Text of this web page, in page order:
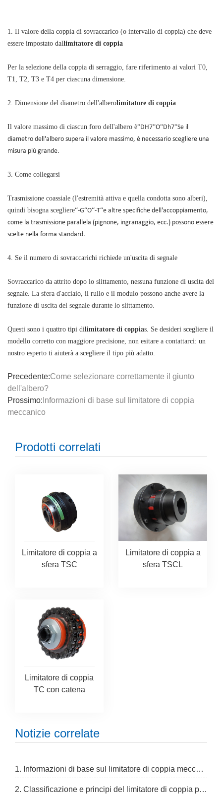
1. Il valore della coppia di sovraccarico (o intervallo di coppia) che deve
essere impostato dallimitatore di coppia
Per la selezione della coppia di serraggio, fare riferimento ai valori T0,
T1, T2, T3 e T4 per ciascuna dimensione.
2. Dimensione del diametro dell'alberolimitatore di coppia
Il valore massimo di ciascun foro dell'albero è“DH7“O“Dh7“Se il
diametro dell'albero supera il valore massimo, è necessario scegliere una
misura più grande.
3. Come collegarsi
Trasmissione coassiale (l'estremità attiva e quella condotta sono alberi),
quindi bisogna scegliere“-G“O“-T“e altre specifiche dell'accoppiamento,
come la trasmissione parallela (pignone, ingranaggio, ecc.) possono essere
scelte nella forma standard.
4. Se il numero di sovraccarichi richiede un'uscita di segnale
Sovraccarico da attrito dopo lo slittamento, nessuna funzione di uscita del
segnale. La sfera d'acciaio, il rullo e il modulo possono anche avere la
funzione di uscita del segnale durante lo slittamento.
Questi sono i quattro tipi dilimitatore di coppias. Se desideri scegliere il
modello corretto con maggiore precisione, non esitare a contattarci: un
nostro esperto ti aiuterà a scegliere il tipo più adatto.
Precedente:Come selezionare correttamente il giunto
dell'albero?
Prossimo: Informazioni di base sul limitatore di coppia
meccanico
Prodotti correlati
Limitatore di coppia a
sfera TSC
Limitatore di coppia a
sfera TSCL
Limitatore di coppia
TC con catena
Notizie correlate
1. Informazioni di base sul limitatore di coppia meccanico
2. Classificazione e principi del limitatore di coppia per attrito